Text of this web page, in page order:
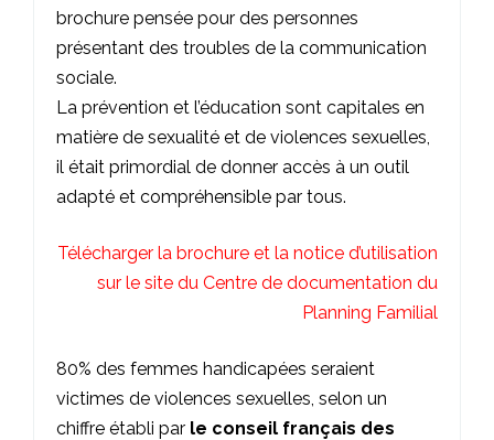
brochure pensée pour des personnes
présentant des troubles de la communication
sociale.
La prévention et l’éducation sont capitales en
matière de sexualité et de violences sexuelles,
il était primordial de donner accès à un outil
adapté et compréhensible par tous.
Télécharger la brochure et la notice d’utilisation
sur le site du Centre de documentation du
Planning Familial
80% des femmes handicapées seraient
victimes de violences sexuelles, selon un
chiffre établi par le conseil français des